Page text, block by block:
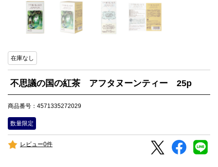
在庫なし
不思議の国の紅茶 アフタヌーンティー 25p
商品番号：4571335272029
数量限定
レビュー0件